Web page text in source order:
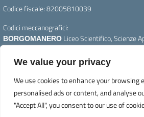
We value your privacy
We use cookies to enhance your browsing
personalised ads or content, and analyse
"Accept All", you consent to our use of
Codice fiscale: 82005810039
Codici meccanografici:
BORGOMANERO Liceo Scientifico, Scienze
GOZZANOLiceo Linguistico e Scienze Umane :
pagina premere CTRL+F5
Concept &